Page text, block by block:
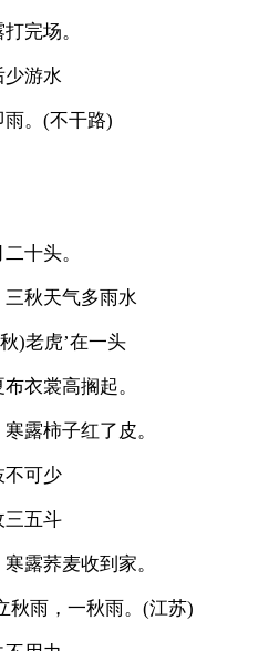
完场。
少游水
雨。(不干路)
十头。
秋天气多雨水
)老虎’在一头
衣裳高搁起。
露柿子红了皮。
不可少
三五斗
露荞麦收到家。
秋雨，一秋雨。(江苏)